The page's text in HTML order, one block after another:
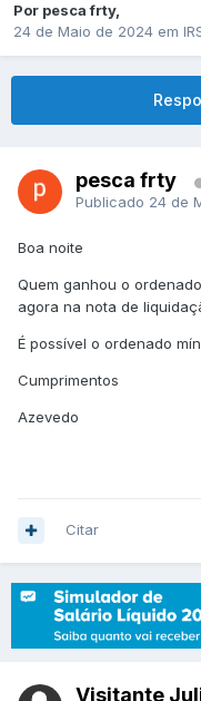
Por pesca frty,
24 de Maio de 2024 em
pesca frty
Publicado 24 de
Boa noite
Quem ganhou o
agora na nota de
É possível o ordenado
Cumprimentos
Azevedo
Citar
Visitante